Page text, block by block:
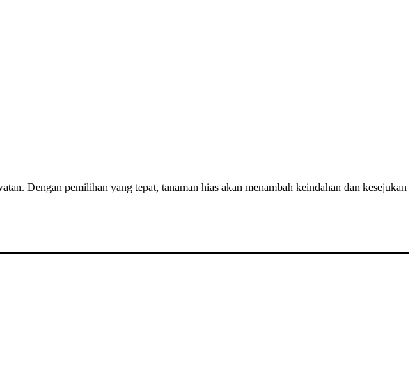
Dengan pemilihan yang tepat, tanaman hias akan menambah keindahan dan kesejukan